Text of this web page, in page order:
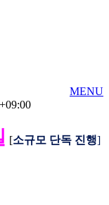
MENU
[소규모 단독 진행]